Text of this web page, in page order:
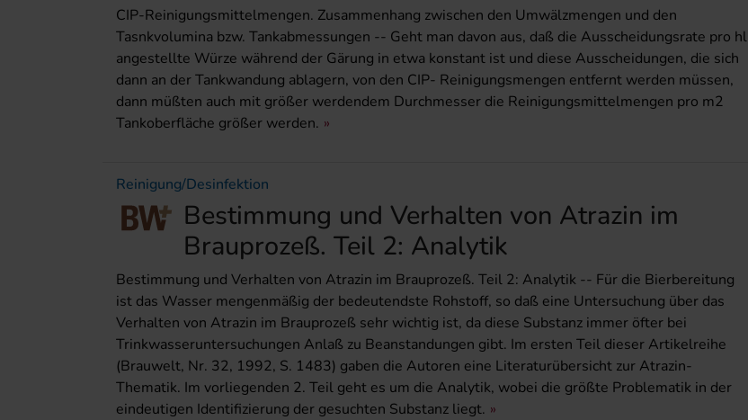
CIP-Reinigungsmittelmengen. Zusammenhang zwischen den Umwälzmengen und den
Tasnkvolumina bzw. Tankabmessungen -- Geht man davon aus, daß die Ausscheidungsrate pro hl
angestellte Würze während der Gärung in etwa konstant ist und diese Ausscheidungen, die sich
dann an der Tankwandung ablagern, von den CIP- Reinigungsmengen entfernt werden müssen,
dann müßten auch mit größer werdendem Durchmesser die Reinigungsmittelmengen pro m2
Tankoberfläche größer werden.
Reinigung/Desinfektion
Bestimmung und Verhalten von Atrazin im
Brauprozeß. Teil 2: Analytik
Bestimmung und Verhalten von Atrazin im Brauprozeß. Teil 2: Analytik -- Für die Bierbereitung
ist das Wasser mengenmäßig der bedeutendste Rohstoff, so daß eine Untersuchung über das
Verhalten von Atrazin im Brauprozeß sehr wichtig ist, da diese Substanz immer öfter bei
Trinkwasseruntersuchungen Anlaß zu Beanstandungen gibt. Im ersten Teil dieser Artikelreihe
(Brauwelt, Nr. 32, 1992, S. 1483) gaben die Autoren eine Literaturübersicht zur Atrazin-
Thematik. Im vorliegenden 2. Teil geht es um die Analytik, wobei die größte Problematik in der
eindeutigen Identifizierung der gesuchten Substanz liegt.